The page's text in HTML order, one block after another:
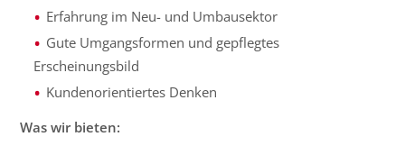
Erfahrung im Neu- und Umbausektor
Gute Umgangsformen und gepflegtes
Erscheinungsbild
Kundenorientiertes Denken
Was wir bieten: